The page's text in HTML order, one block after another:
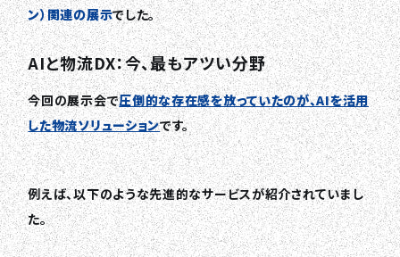
ン）関連の展示でした。
AIと物流DX：今、最もアツい分野
今回の展示会で圧倒的な存在感を放っていたのが、AIを活用
した物流ソリューションです。
例えば、以下のような先進的なサービスが紹介されていまし
た。